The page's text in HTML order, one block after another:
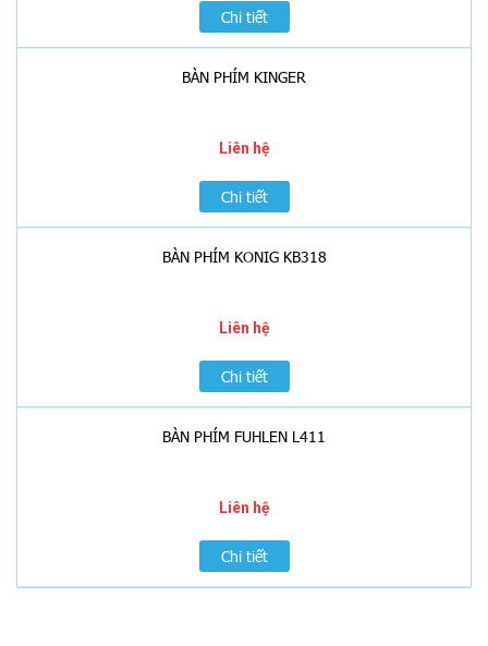
Chi tiết
BÀN PHÍM KINGER
Liên hệ
Chi tiết
BÀN PHÍM KONIG KB318
Liên hệ
Chi tiết
BÀN PHÍM FUHLEN L411
Liên hệ
Chi tiết